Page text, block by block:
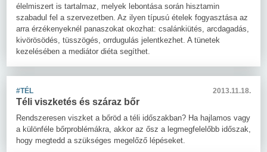
élelmiszert is tartalmaz, melyek lebontása során hisztamin
szabadul fel a szervezetben. Az ilyen típusú ételek fogyasztása az
arra érzékenyeknél panaszokat okozhat: csalánkiütés, arcdagadás,
kivörösödés, tüsszögés, orrdugulás jelentkezhet. A tünetek
kezelésében a mediátor diéta segíthet.
#TÉL 2013.11.18.
Téli viszketés és száraz bőr
Rendszeresen viszket a bőröd a téli időszakban? Ha hajlamos vagy
a különféle bőrproblémákra, akkor az ősz a legmegfelelőbb időszak,
hogy megtedd a szükséges megelőző lépéseket.